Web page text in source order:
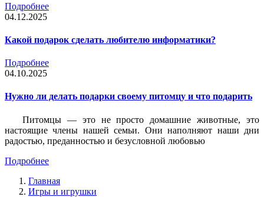
Подробнее
04.12.2025
Какой подарок сделать любителю информатики?
Подробнее
04.10.2025
Нужно ли делать подарки своему питомцу и что подарить
Питомцы — это не просто домашние животные, это
настоящие члены нашей семьи. Они наполняют наши дни
радостью, преданностью и безусловной любовью
Подробнее
Главная
Игры и игрушки